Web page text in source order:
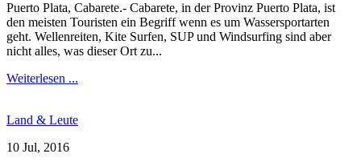
Puerto Plata, Cabarete.- Cabarete, in der Provinz Puerto Plata, ist
den meisten Touristen ein Begriff wenn es um Wassersportarten
geht. Wellenreiten, Kite Surfen, SUP und Windsurfing sind aber
nicht alles, was dieser Ort zu...
Weiterlesen ...
Land & Leute
10 Jul, 2016